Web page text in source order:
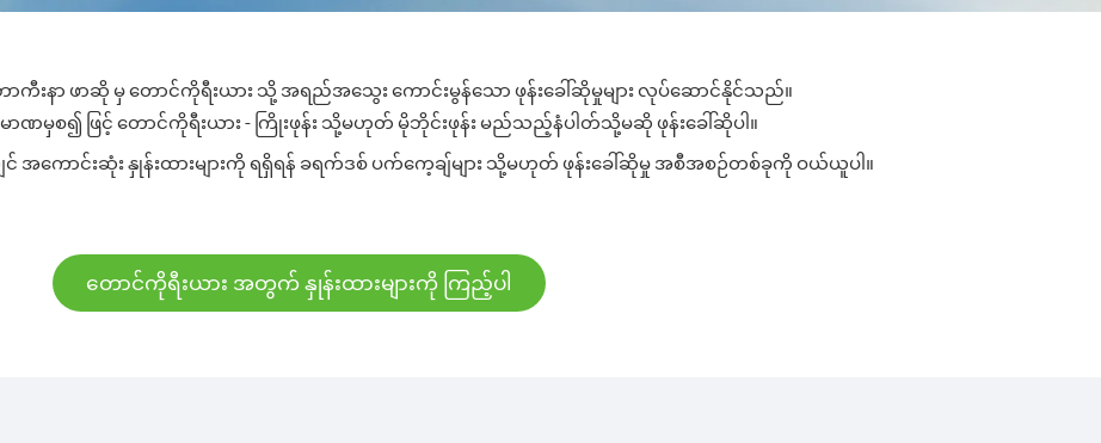
ာကီးနာ ဖာဆို မှ တောင်ကိုရီးယား သို့ အရည်အသွေး ကောင်းမွန်သော ဖုန်းခေါ်ဆိုမှုများ လုပ်ဆောင်နိုင်သည်။
မာဏမှစ၍ ဖြင့် တောင်ကိုရီးယား - ကြိုးဖုန်း သို့မဟုတ် မိုဘိုင်းဖုန်း မည်သည့်နံပါတ်သို့မဆို ဖုန်းခေါ်ဆိုပါ။
ကောင်းဆုံး နှုန်းထားများကို ရရှိရန် ခရက်ဒစ် ပက်ကေ့ချ်များ သို့မဟုတ် ဖုန်းခေါ်ဆိုမှု အစီအစဉ်တစ်ခုကို ဝယ်ယူပါ။
တောင်ကိုရီးယား အတွက် နှုန်းထားများကို ကြည့်ပါ